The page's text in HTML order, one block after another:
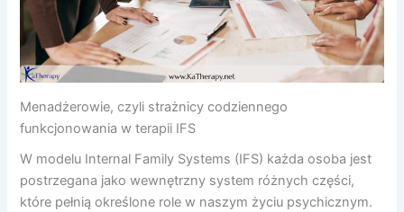
Menadżerowie, czyli strażnicy codziennego
funkcjonowania w terapii IFS
W modelu Internal Family Systems (IFS) każda osoba jest
postrzegana jako wewnętrzny system różnych części,
które pełnią określone role w naszym życiu psychicznym.